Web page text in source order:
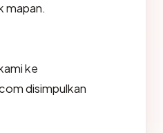
mapan.
ke
disimpulkan